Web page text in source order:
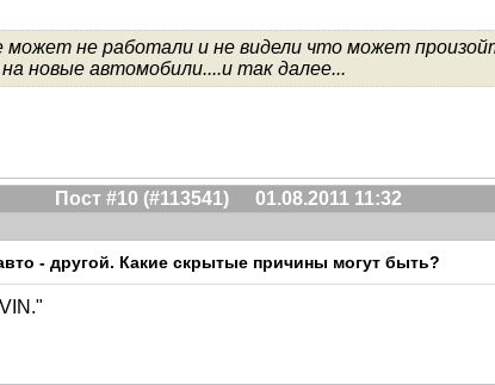
может не работали и не видели что может
новые автомобили....и так далее...
Пост #10 (#113541)
01.08.2011 11:32
- другой. Какие скрытые причины могут быть?